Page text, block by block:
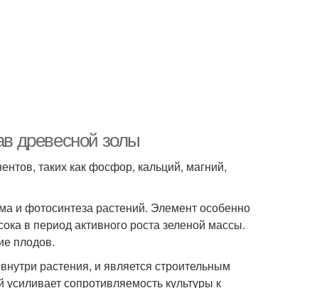
древесной золы
таких как фосфор, кальций, магний,
и фотосинтеза растений. Элемент особенно
в период активного роста зеленой массы.
плодов.
растения, и является строительным
сопротивляемость культуры к